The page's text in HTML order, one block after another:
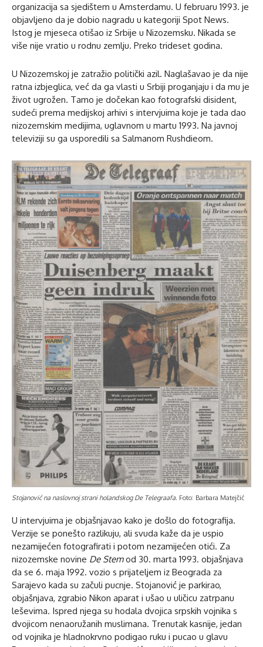
organizacija sa sjedištem u Amsterdamu. U februaru 1993. je
objavljeno da je dobio nagradu u kategoriji Spot News.
Istog je mjeseca otišao iz Srbije u Nizozemsku. Nikada se
više nije vratio u rodnu zemlju. Preko trideset godina.
U Nizozemskoj je zatražio politički azil. Naglašavao je da nije
ratna izbjeglica, već da ga vlasti u Srbiji proganjaju i da mu je
život ugrožen. Tamo je dočekan kao fotografski disident,
sudeći prema medijskoj arhivi s intervjuima koje je tada dao
nizozemskim medijima, uglavnom u martu 1993. Na javnoj
televiziji su ga usporedili sa Salmanom Rushdieom.
Stojanović na naslovnoj strani holandskog De Telegraafa. Foto: Barbara Matejčić
U intervjuima je objašnjavao kako je došlo do fotografija.
Verzije se ponešto razlikuju, ali svuda kaže da je uspio
nezamijećen fotografirati i potom nezamijećen otići. Za
nizozemske novine De Stemod 30. marta 1993. objašnjava
da se 6. maja 1992. vozio s prijateljem iz Beograda za
Sarajevo kada su začuli pucnje. Stojanović je parkirao,
objašnjava, zgrabio Nikon aparat i ušao u uličicu zatrpanu
leševima. Ispred njega su hodala dvojica srpskih vojnika s
dvojicom nenaoružanih muslimana. Trenutak kasnije, jedan
od vojnika je hladnokrvno podigao ruku i pucao u glavu